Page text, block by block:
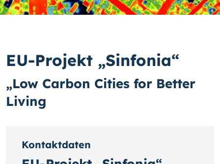
EU-Projekt „Sinfonia“
„Low Carbon Cities for Better
Living
Kontaktdaten